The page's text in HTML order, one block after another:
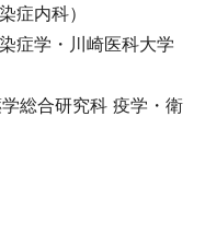
症内科）
症学・川崎医科大学
総合研究科 疫学・衛